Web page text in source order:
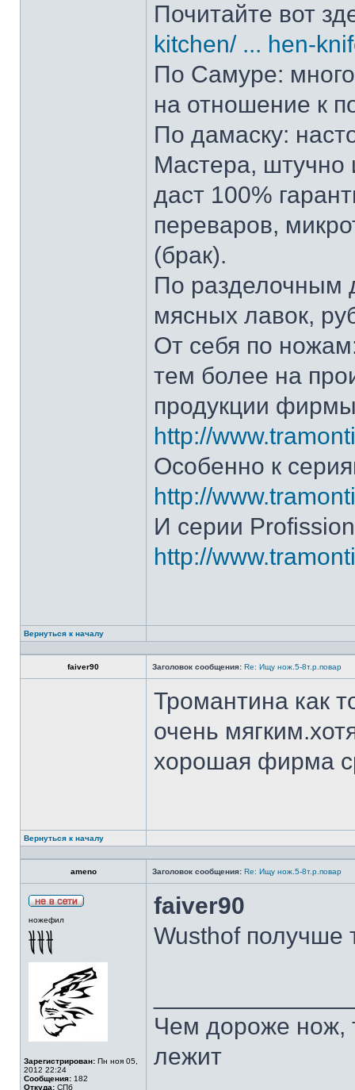
Почитайте вот
kitchen/ ... hen-
По Самуре: много
на отношение к
По дамаску:
Мастера, штучно
даст 100%
переваров,
(брак).
По разделочным
мясных лавок,
От себя по
тем более на
продукции
http://
Особенно к
http://
И серии
http://
Вернуться к началу
faiver90 Заголовок сообщения: Re: Ищу нож.5-8т.р.повар
Тромантина как
очень
хорошая фирма
Вернуться к началу
ameno Заголовок сообщения: Re: Ищу нож.5-8т.р.повар
ножефил
Зарегистрирован: Пн ноя 05,
2012 22:24
Сообщения: 182
Откуда: СПб
faiver90
Wusthof получше
Чем дороже нож,
лежит